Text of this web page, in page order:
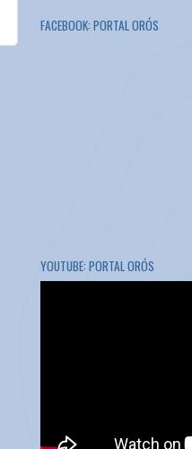
FACEBOOK: PORTAL ORÓS
YOUTUBE: PORTAL ORÓS